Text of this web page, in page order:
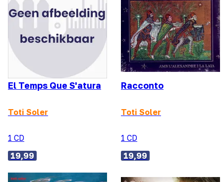
El Temps Que S'atura
Toti Soler
1 CD
19,99
Racconto
Toti Soler
1 CD
19,99